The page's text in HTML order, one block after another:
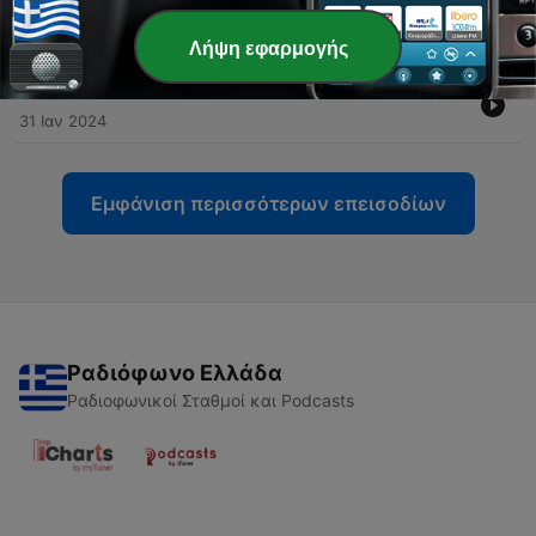
klouže do krku
07 Φεβ 2024
232 - Řezník František Kšána: Vážím 110 kilo
31 Ιαν 2024
Εμφάνιση περισσότερων επεισοδίων
Ραδιόφωνο Ελλάδα
Ραδιοφωνικοί Σταθμοί και Podcasts
Λήψη εφαρμογής